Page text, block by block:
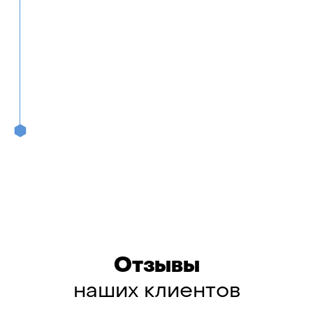
Отзывы
наших клиентов